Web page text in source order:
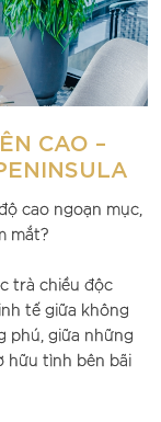
CAO –
cao ngoạn mục,
mắt?
trà chiều độc
tế giữa không
phú, giữa những
hữu tình bên bãi